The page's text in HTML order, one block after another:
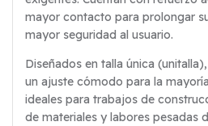
mayor contacto para prolongar
mayor seguridad al usuario.
Diseñados en talla única
un ajuste cómodo para la
ideales para trabajos de
de materiales y labores pesadas